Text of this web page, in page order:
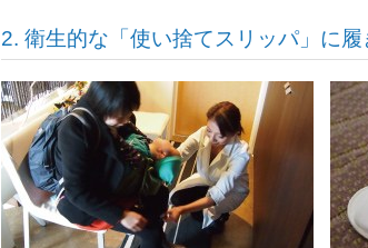
2. 衛生的な「使い捨てスリッパ」に履